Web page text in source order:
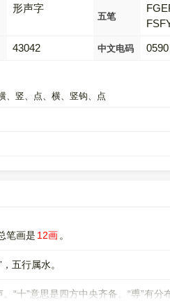
形声字
五笔
43042 中文电码 0590
、竖、点、横、竖钩、点
笔画是 12画 。
，五行属水。
“十”意思是四方中央齐备。“尃”有分